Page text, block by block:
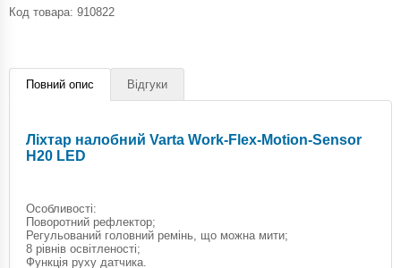
Код товара: 910822
Повний опис Відгуки
Ліхтар налобний Varta Work-Flex-Motion-Sensor
H20 LED
Особливості:
Поворотний рефлектор;
Регульований головний ремінь, що можна мити;
8 рівнів освітленості;
Функція руху датчика.